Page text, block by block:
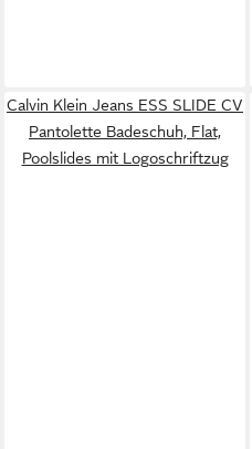
Calvin Klein Jeans ESS SLIDE CV
Pantolette Badeschuh, Flat,
Poolslides mit Logoschriftzug